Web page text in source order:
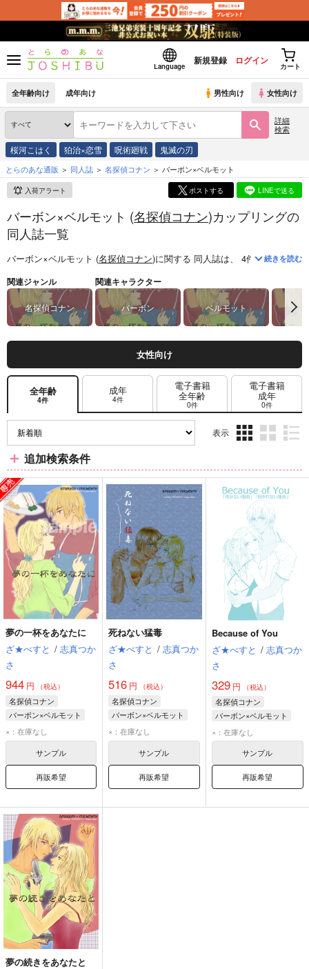
Language
新規登録 ログイン
カート
全年齢向け 成年向け 男性向け 女性向け
詳細
検索
桜河こはく 狛治×恋雪 呪術廻戦 鬼滅の刃
とらのあな通販 同人誌 名探偵コナン バーボン×ベルモット
入荷アラート ポストする LINEで送る
バーボン×ベルモット (名探偵コナン)カップリングの
同人誌一覧
バーボン×ベルモット (名探偵コナン)に関する 同人誌は、 4件お取り扱い
続きを読む
関連ジャンル
名探偵コナン
関連キャラクター
バーボン ベルモット
女性向け
全年齢
4件
成年
4件
電子書籍
全年齢
0件
電子書籍
成年
0件
表示
ム
表
示
ム
表
示
ム
表
追加検索条件
夢の一杯をあなたに
ざ★べすと / 志真つか
さ
944 円 （税込）
名探偵コナン
バーボン×ベルモット
バーボン
榎本梓
×：在庫なし
サンプル
再販希望
死ねない猛毒
ざ★べすと / 志真つか
さ
516 円 （税込）
名探偵コナン
バーボン×ベルモット
バーボン
×：在庫なし
サンプル
再販希望
Because of You
ざ★べすと / 志真つか
さ
329円 （税込）
名探偵コナン
バーボン×ベルモット
バーボン
×：在庫なし
サンプル
再販希望
夢の続きをあなたと